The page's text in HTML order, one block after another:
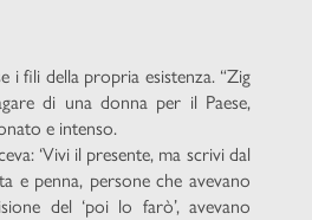
i fili della propria esistenza. “Zig
di una donna per il Paese,
e intenso.
‘Vivi il presente, ma scrivi dal
e penna, persone che avevano
del ‘poi lo farò’, avevano